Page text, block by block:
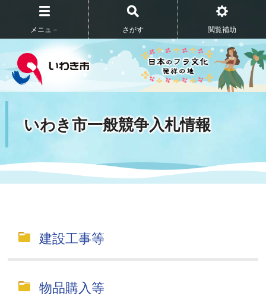
メニュ－ さがす 閲覧補助
いわき市一般競争入札情報
建設工事等
物品購入等